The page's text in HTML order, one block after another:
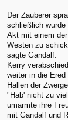
Der Zauberer
schließlich
Akt mit einem
Westen zu
sagte Gandalf.
Kerry
weiter in die
Hallen der
"Hab' nicht zu
umarmte ihre
mit Gandalf und